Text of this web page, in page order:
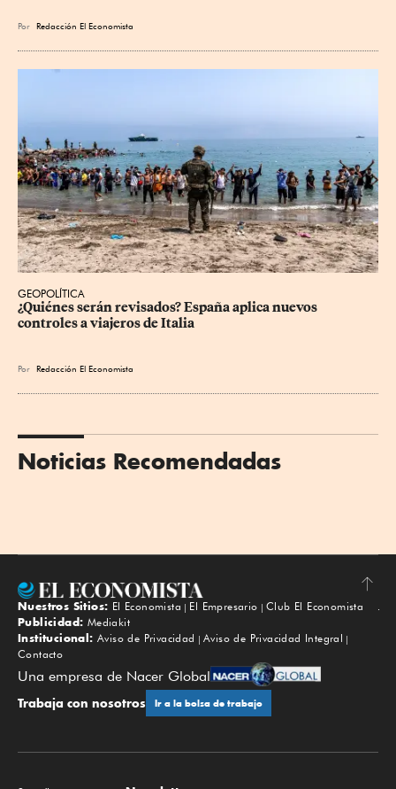
Por Redacción El Economista
GEOPOLÍTICA
¿Quiénes serán revisados? España aplica nuevos
controles a viajeros de Italia
Por Redacción El Economista
Noticias Recomendadas
Subir
Nuestros Sitios: El Economista El Empresario
Club El Economista
Publicidad: Mediakit
Institucional: Aviso de Privacidad
Aviso de Privacidad Integral
Contacto
Una empresa de Nacer Global
Trabaja con nosotros Ir a la bolsa de trabajo